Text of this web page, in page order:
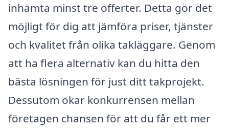
inhämta minst tre offerter. Detta gör det
möjligt för dig att jämföra priser, tjänster
och kvalitet från olika takläggare. Genom
att ha flera alternativ kan du hitta den
bästa lösningen för just ditt takprojekt.
Dessutom ökar konkurrensen mellan
företagen chansen för att du får ett mer